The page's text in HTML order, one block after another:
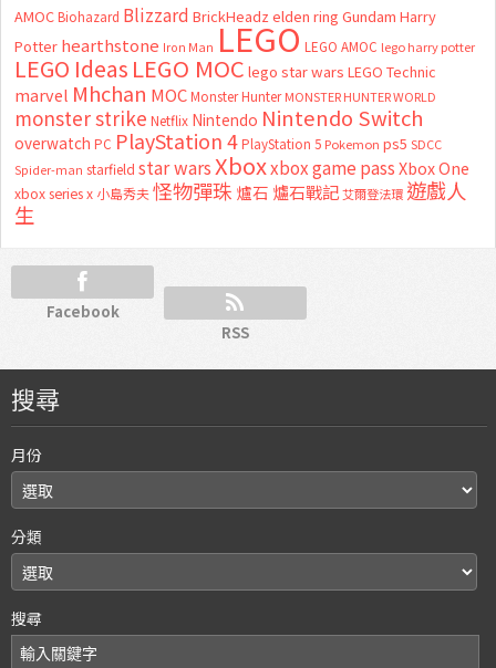
AMOC Biohazard Blizzard BrickHeadz elden ring Gundam Harry
Potter hearthstone Iron Man LEGO LEGO AMOC lego harry potter
LEGO Ideas LEGO MOC lego star wars LEGO Technic
marvel Mhchan MOC Monster Hunter MONSTER HUNTER WORLD
monster strike Netflix Nintendo Nintendo Switch
overwatch PC PlayStation 4 PlayStation 5 Pokemon ps5 SDCC
Spider-man starfield star wars Xboxxbox game passXbox One
xbox series x 小島秀夫怪物彈珠 爐石 爐石戰記艾爾登法環 遊戲人
生
Facebook
RSS
搜尋
月份
分類
搜尋